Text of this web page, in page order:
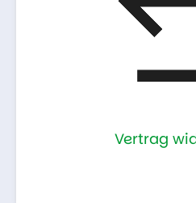
Vertrag